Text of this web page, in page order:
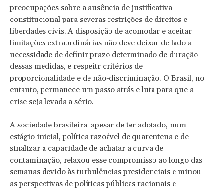
preocupações sobre a ausência de justificativa
constitucional para severas restrições de direitos e
liberdades civis. A disposição de acomodar e aceitar
limitações extraordinárias não deve deixar de lado a
necessidade de definir prazo determinado de duração
dessas medidas, e respeitr critérios de
proporcionalidade e de não-discriminação. O Brasil, no
entanto, permanece um passo atrás e luta para que a
crise seja levada a sério.
A sociedade brasileira, apesar de ter adotado, num
estágio inicial, política razoável de quarentena e de
sinalizar a capacidade de achatar a curva de
contaminação, relaxou esse compromisso ao longo das
semanas devido às turbulências presidenciais e minou
as perspectivas de políticas públicas racionais e